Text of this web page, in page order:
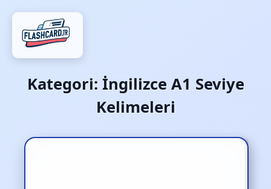
Kategori: İngilizce A1 Seviye
Kelimeleri